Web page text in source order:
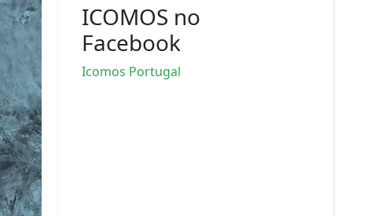
ICOMOS no
Facebook
Icomos Portugal